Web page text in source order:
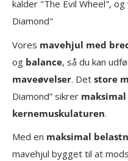
kalder "The Evil Wheel",
Diamond"
Vores mavehjul med
og balance, så du kan
maveøvelser. Det store
Diamond” sikrer
kernemuskulaturen.
Med en maksimal
mavehjul bygget til at